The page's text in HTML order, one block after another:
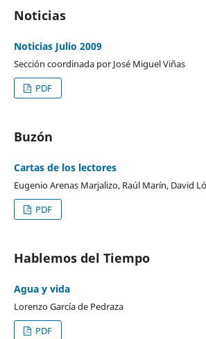
Noticias
Noticias Julio 2009
Sección coordinada por José Miguel Viñas
PDF
Buzón
Cartas de los lectores
Eugenio Arenas Marjalizo, Raúl Marín, David
PDF
Hablemos del Tiempo
Agua y vida
Lorenzo García de Pedraza
PDF